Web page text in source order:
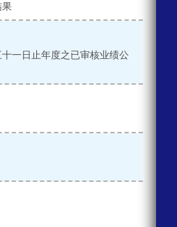
一日止年度之已审核业绩公